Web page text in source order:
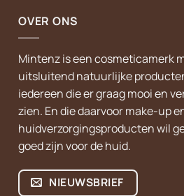
OVER ONS
Mintenz is een cosmeticamerk
uitsluitend natuurlijke
iedereen die er graag mooi en
zien. En die daarvoor make-up
huidverzorgingsproducten wil
goed zijn voor de huid.
NIEUWSBRIEF